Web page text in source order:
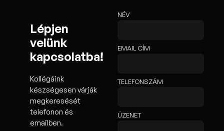
Lépjen
velünk
kapcsolatba!
Kollégáink
készségesen várják
megkeresését
telefonon és
emailben.
NÉV
EMAIL CÍM
TELEFONSZÁM
ÜZENET